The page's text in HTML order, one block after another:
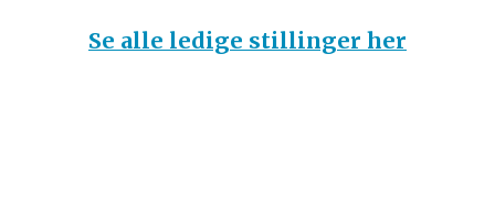
Se alle ledige stillinger her